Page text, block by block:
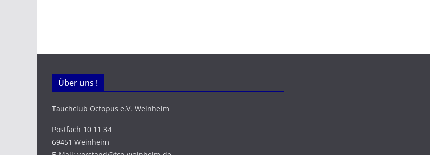
Über uns !
Tauchclub Octopus e.V. Weinheim
Postfach 10 11 34
69451 Weinheim